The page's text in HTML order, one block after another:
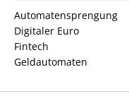
Automatensprengung
Digitaler Euro
Fintech
Geldautomaten